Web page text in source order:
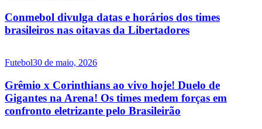
Conmebol divulga datas e horários dos times
brasileiros nas oitavas da Libertadores
Futebol30 de maio, 2026
Grêmio x Corinthians ao vivo hoje! Duelo de
Gigantes na Arena! Os times medem forças em
confronto eletrizante pelo Brasileirão